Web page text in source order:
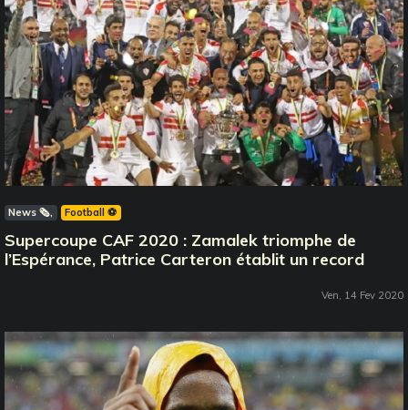
News 🗞️ Football ⚽️
Supercoupe CAF 2020 : Zamalek triomphe de
l’Espérance, Patrice Carteron établit un record
Ven, 14 Fev 2020